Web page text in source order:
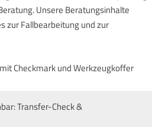
Unsere Beratungsinhalte
zur Fallbearbeitung und zur
Transfer-Check &